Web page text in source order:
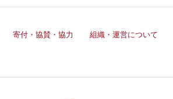
寄付・協賛・協力 組織・運営について